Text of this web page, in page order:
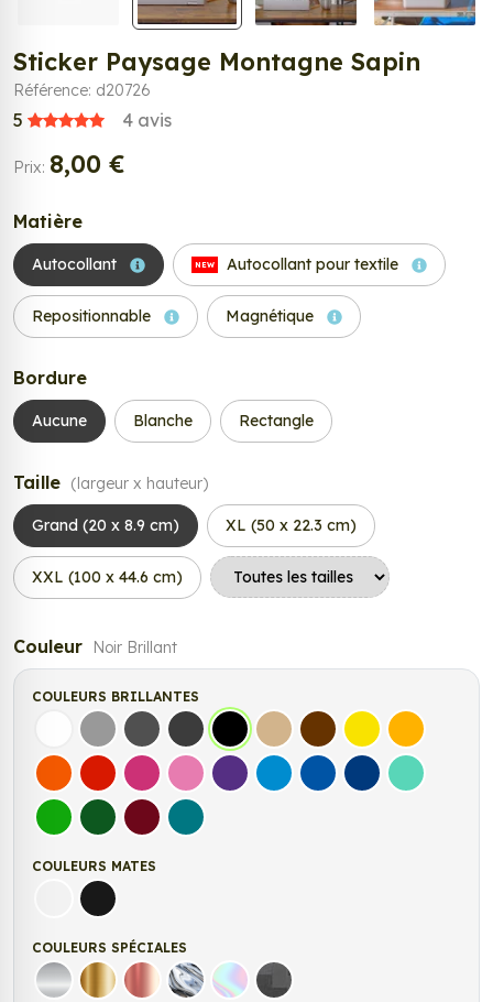
Sticker Paysage Montagne Sapin
Référence: d20726
5 4 avis
Prix: 8,00 €
Matière
Autocollant NEW Autocollant pour textile
Repositionnable Magnétique
Bordure
Aucune Blanche Rectangle
Taille (largeur x hauteur)
Grand (20 x 8.9 cm) XL (50 x 22.3 cm)
XXL (100 x 44.6 cm)
Couleur Noir Brillant
COULEURS BRILLANTES
Blanc Gris Gris FoncéGris Anthracite
Noir Beige Marron Jaune ClairJaune
OrangeRouge FuschiaRose Violet Bleu clairBleu MoyenBleu FoncéBleu Vert
Vert clairVert FoncéBordeauxTurquoise
COULEURS MATES
Blanc matNoir Mat
COULEURS SPÉCIALES
Argent Or Rose Gold
ChromeHolographique
Carbone Noir